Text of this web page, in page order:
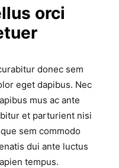
orci
donec sem
eget dapibus. Nec
mus ac ante
et parturient nisi
sem commodo
dui ante luctus
tempus.